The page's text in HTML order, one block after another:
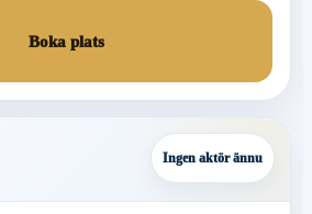
Boka plats
Ingen aktör ännu